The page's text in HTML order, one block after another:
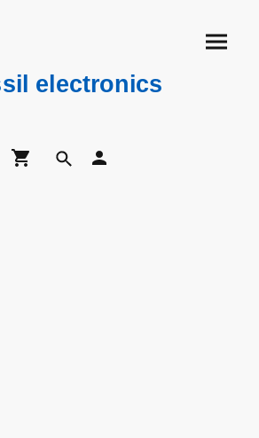
electronics